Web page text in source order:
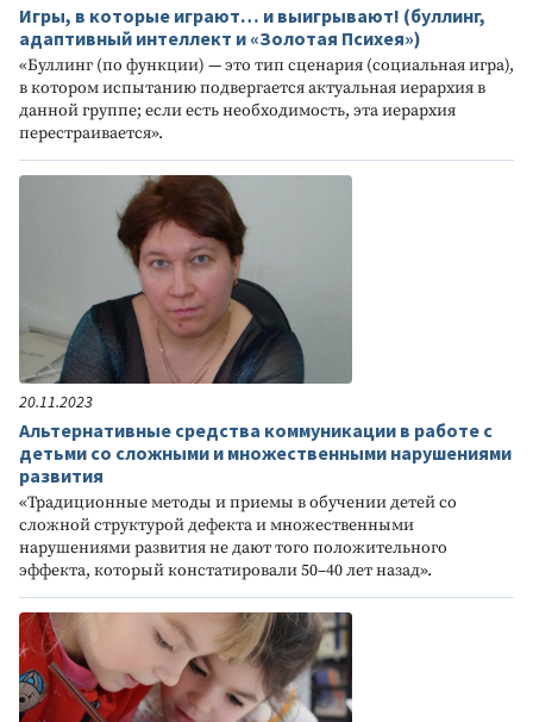
Игры, в которые играют… и выигрывают! (буллинг,
адаптивный интеллект и «Золотая Психея»)
«Буллинг (по функции) — это тип сценария (социальная игра),
в котором испытанию подвергается актуальная иерархия в
данной группе; если есть необходимость, эта иерархия
перестраивается».
20.11.2023
Альтернативные средства коммуникации в работе с
детьми со сложными и множественными нарушениями
развития
«Традиционные методы и приемы в обучении детей со
сложной структурой дефекта и множественными
нарушениями развития не дают того положительного
эффекта, который констатировали 50–40 лет назад».